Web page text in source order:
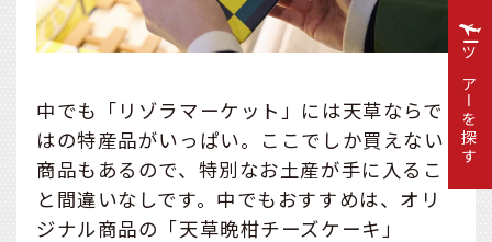
中でも「リゾラマーケット」には天草ならで
はの特産品がいっぱい。ここでしか買えない
商品もあるので、特別なお土産が手に入るこ
と間違いなしです。中でもおすすめは、オリ
ジナル商品の「天草晩柑チーズケーキ」
ツアーを探す